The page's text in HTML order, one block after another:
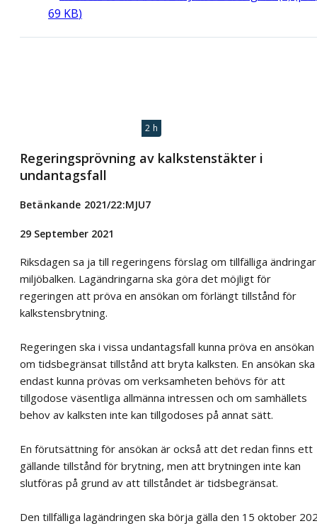
69 KB)
2 h
Regeringsprövning av kalkstenstäkter i
undantagsfall
Betänkande 2021/22:MJU7
29 September 2021
Riksdagen sa ja till regeringens förslag om tillfälliga
miljöbalken. Lagändringarna ska göra det möjligt för
regeringen att pröva en ansökan om förlängt tillstånd för
kalkstensbrytning.
Regeringen ska i vissa undantagsfall kunna pröva en ansökan
om tidsbegränsat tillstånd att bryta kalksten. En ansökan ska
endast kunna prövas om verksamheten behövs för att
tillgodose väsentliga allmänna intressen och om samhällets
behov av kalksten inte kan tillgodoses på annat sätt.
En förutsättning för ansökan är också att det redan finns ett
gällande tillstånd för brytning, men att brytningen inte kan
slutföras på grund av att tillståndet är tidsbegränsat.
Den tillfälliga lagändringen ska börja gälla den 15 oktober